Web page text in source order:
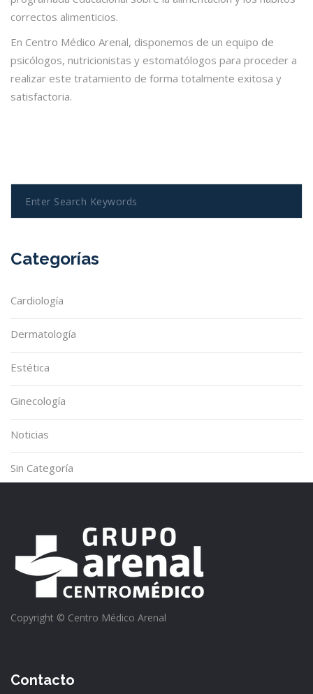
correctos alimenticios.
En Centro Médico Arenal, disponemos de un equipo de
psicólogos, nutricionistas y estomatólogos para proceder a
realizar este tratamiento de forma totalmente exitosa y
satisfactoria.
Categorías
Cardiología
Dermatología
Estética
Ginecología
Noticias
Sin Categoría
Copyright © Centro Médico Arenal
Contacto